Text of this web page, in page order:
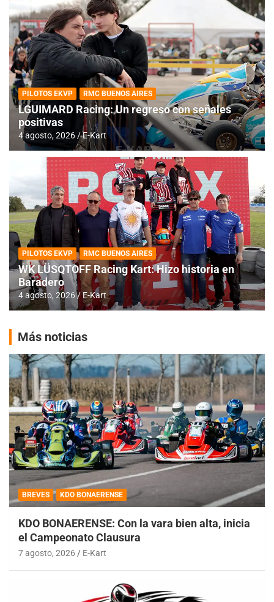
PILOTOS EKVP RMC BUENOS AIRES
LGUIMARD Racing: Un regreso con señales
positivas
4 agosto, 2026 E-Kart
PILOTOS EKVP RMC BUENOS AIRES
WK LÜSQTOFF Racing Kart: Hizo historia en
Baradero
4 agosto, 2026 E-Kart
Más noticias
BREVES KDO BONAERENSE
KDO BONAERENSE: Con la vara bien alta, inicia
el Campeonato Clausura
7 agosto, 2026 E-Kart